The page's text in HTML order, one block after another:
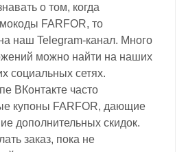
о том, когда
FARFOR, то
наш Telegram-канал. Много
можно найти на наших
социальных сетях.
ВКонтакте часто
купоны FARFOR, дающие
дополнительных скидок.
заказ, пока не